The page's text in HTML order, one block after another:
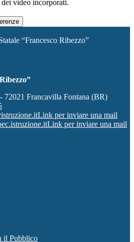
video incorporati.
“Francesco Ribezzo”
Francavilla Fontana (BR)
Link per inviare una mail
Link per inviare una mail
il Pubblico